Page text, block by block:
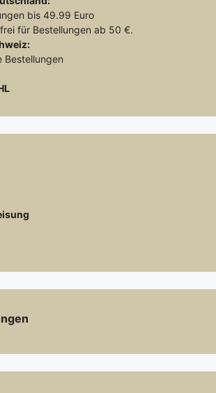
bis 49.99 Euro
für Bestellungen ab 50 €.
Bestellungen